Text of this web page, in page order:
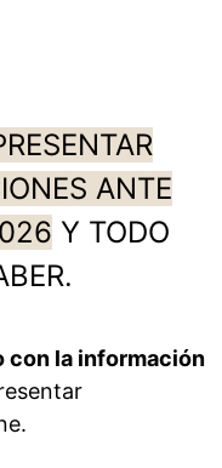
ANTE
Y TODO
con la información